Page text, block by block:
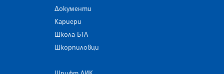
Документи
Кариери
Школа БТА
Шкорпиловци